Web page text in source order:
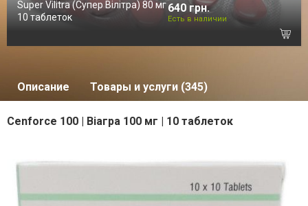
Super Vilitra (Супер Вілітра) 80 мг
10 таблеток
640 грн.
Есть в наличии
Описание Товары и услуги (345)
Cenforce 100 | Віагра 100 мг | 10 таблеток